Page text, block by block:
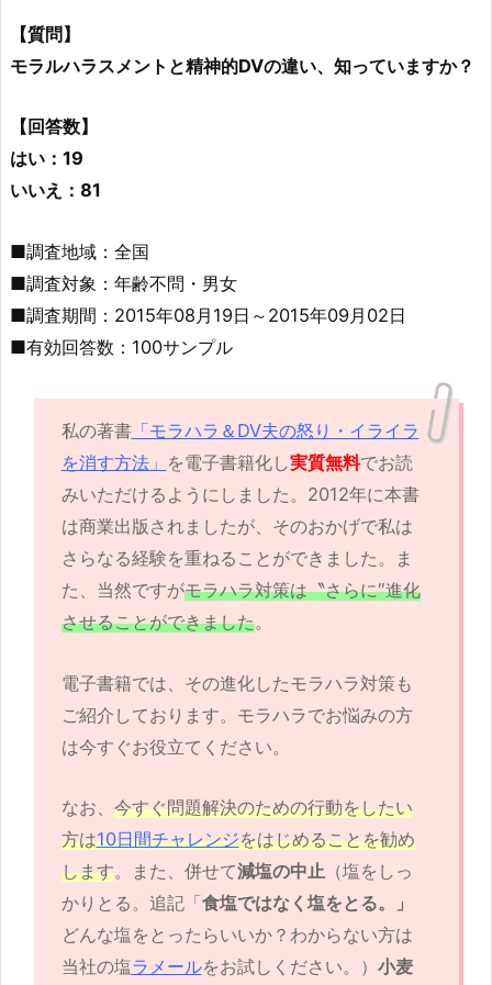
【質問】
モラルハラスメントと精神的DVの違い、知っていますか？
【回答数】
はい：19
いいえ：81
■調査地域：全国
■調査対象：年齢不問・男女
■調査期間：2015年08月19日～2015年09月02日
■有効回答数：100サンプル
私の著書「モラハラ＆DV夫の怒り・イライラ
を消す方法」 を電子書籍化し実質無料でお読
みいただけるようにしました。2012年に本書
は商業出版されましたが、そのおかげで私は
さらなる経験を重ねることができました。ま
た、当然ですがモラハラ対策は〝さらに″進化
させることができました。
電子書籍では、その進化したモラハラ対策も
ご紹介しております。モラハラでお悩みの方
は今すぐお役立てください。
なお、 今すぐ問題解決のための行動をしたい
方は10日間チャレンジをはじめることを勧め
します。また、併せて減塩の中止 （塩をしっ
かりとる。追記「食塩ではなく塩をとる。」
どんな塩をとったらいいか？わからない方は
当社の塩ラメールをお試しください。） 小麦